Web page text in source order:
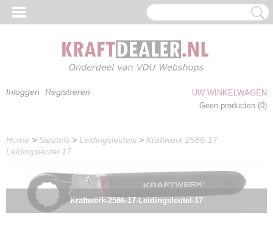
Inloggen Registreren
UW WINKELWAGEN
Geen producten (0)
Home > Sleutels > Leidingsleutels > Kraftwerk 2586-17
Leidingsleutel 17
Kraftwerk-2586-17-Leidingsleutel-17